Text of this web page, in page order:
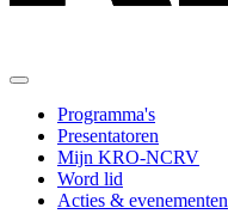
Programma's
Presentatoren
Mijn KRO-NCRV
Word lid
Acties & evenementen